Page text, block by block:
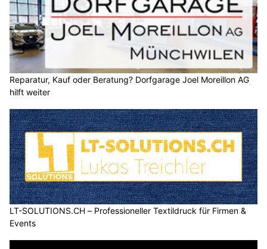
Reparatur, Kauf oder Beratung? Dorfgarage Joel Moreillon AG
hilft weiter
LT-SOLUTIONS.CH – Professioneller Textildruck für Firmen &
Events